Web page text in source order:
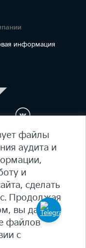
информация
внутренняя
файлы
аудита и
и
сделать
Продолжая
вы даете
файлов
с